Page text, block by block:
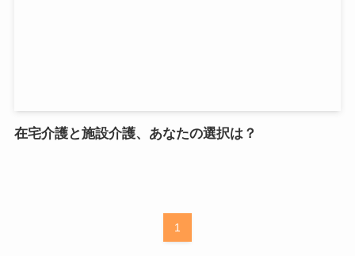
在宅介護と施設介護、あなたの選択は？
1